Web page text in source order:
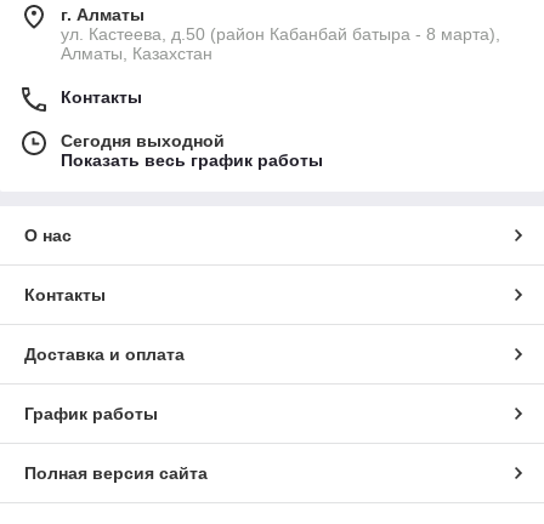
г. Алматы
ул. Кастеева, д.50 (район Кабанбай батыра - 8 марта),
Алматы, Казахстан
Контакты
Сегодня выходной
Показать весь график работы
О нас
Контакты
Доставка и оплата
График работы
Полная версия сайта